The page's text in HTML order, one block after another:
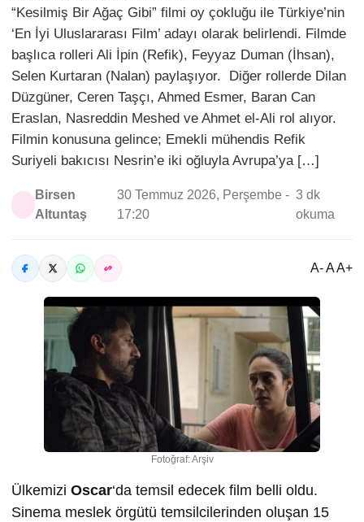
“Kesilmiş Bir Ağaç Gibi” filmi oy çokluğu ile Türkiye’nin
‘En İyi Uluslararası Film’ adayı olarak belirlendi. Filmde
başlıca rolleri Ali İpin (Refik), Feyyaz Duman (İhsan),
Selen Kurtaran (Nalan) paylaşıyor. Diğer rollerde Dilan
Düzgüner, Ceren Taşçı, Ahmed Esmer, Baran Can
Eraslan, Nasreddin Meshed ve Ahmet el-Ali rol alıyor.
Filmin konusuna gelince; Emekli mühendis Refik
Suriyeli bakıcısı Nesrin’e iki oğluyla Avrupa’ya […]
Birsen
Altuntaş
30 Temmuz 2026, Perşembe -
17:20
3 dk
okuma
A- A A+
Fotoğraf: Arşiv
Ülkemizi Oscar‘da temsil edecek film belli oldu.
Sinema meslek örgütü temsilcilerinden oluşan 15